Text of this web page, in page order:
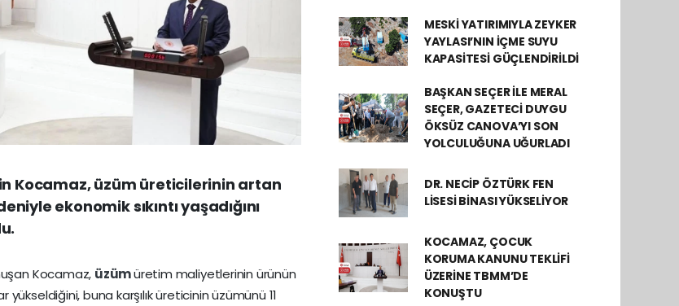
Kocamaz, üzüm üreticilerinin artan
ekonomik sıkıntı yaşadığını
Kocamaz, üzümüretim maliyetlerinin ürünün
buna karşılık üreticinin üzümünü 11
MESKİ YATIRIMIYLA ZEYKER
YAYLASI’NIN İÇME SUYU
KAPASİTESİ GÜÇLENDİRİLDİ
BAŞKAN SEÇER İLE MERAL
SEÇER, GAZETECİ DUYGU
ÖKSÜZ CANOVA’YI SON
YOLCULUĞUNA UĞURLADI
DR. NECİP ÖZTÜRK FEN
LİSESİ BİNASI YÜKSELİYOR
KOCAMAZ, ÇOCUK
KORUMA KANUNU TEKLİFİ
ÜZERİNE TBMM’DE
KONUŞTU